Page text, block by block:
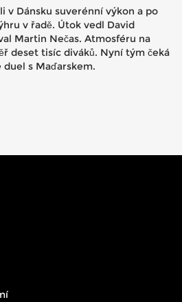
v Dánsku suverénní výkon a po
v řadě. Útok vedl David
Martin Nečas. Atmosféru na
deset tisíc diváků. Nyní tým čeká
s Maďarskem.